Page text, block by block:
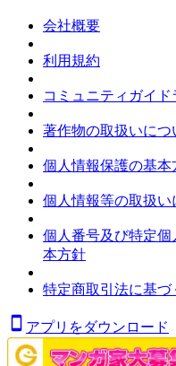
会社概要
利用規約
コミュニティガイド
著作物の取扱いにつ
個人情報保護の基本
個人情報等の取扱い
個人番号及び特定
本方針
特定商取引法に基づ
アプリをダウンロード